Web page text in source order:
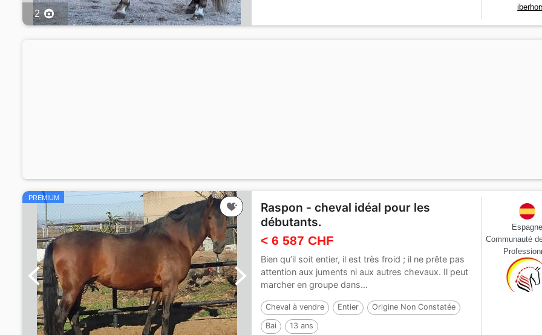
2
PREMIUM
Raspon - cheval idéal pour les
débutants.
< 6 587 CHF
Bien qu’il soit entier, il est très froid ; il ne prête pas
attention aux juments ni aux autres chevaux. Il peut
marcher en groupe dans...
Cheval à vendre Entier Origine Non Constatée
Bai 13 ans
Espagne
Communauté